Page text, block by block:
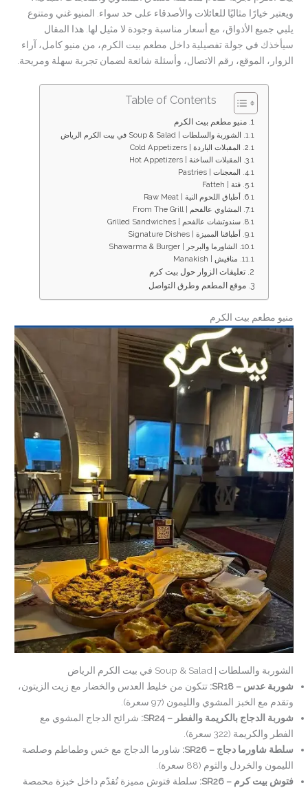
ويعتبر خيارًا مثاليًا للعائلات والأصدقاء على حد سواء. المنيو غني ومتنوع
يلبي جميع الأذواق، مع أسعار مناسبة وجودة لا مثيل لها. هذا المقال
سيأخذك في جولة تفصيلية داخل مطعم بيت الكرم، من منيو كامل، آراء
الزوار، الموقع، رقم الاتصال، وأسئلة شائعة لضمان تجربة سهلة ومريحة.
Table of Contents
منيو مطعم بيت الكرم
الشوربة والسلطات | Soup & Salad في بيت الكرم الرياض
المقبلات الباردة | Cold Appetizers
المقبلات الساخنة | Hot Appetizers
المعجنات | Pastries
فتة | Fatteh
أطباق اللحوم النية | Raw Meat
المشاوي عالفحم | From The Grill
سندوتشات عالفحم | Grilled Sandwiches
أطباقنا المميزة | Signature Dishes
الشاورما والبرجر | Shawarma & Burger
مناقيش | Manakish
تعليقات الزوار حول بيت كرم
موقع المطعم وطرق التواصل
منيو مطعم بيت الكرم
الشوربة والسلطات | Soup & Salad في بيت الكرم الرياض
شوربة عدس – SR18:
تتكون من خليط العدس والخضار مع زيت الزيتون،
وتقدم مع الخبز المشوي والليمون (97 سعرة).
شوربة الدجاج بالكريمة والفطر – SR24:
شرائح الدجاج المشوي مع
الفطر والكريمة (322 سعرة).
سلطة شاورما دجاج – SR26:
شاورما الدجاج مع خس وطماطم وصلصة
الليمون والخردل والثوم (88 سعرة).
فتوش بيت كرم – SR26:
سلطة فتوش مميزة تُقدّم داخل خبزة محمصة